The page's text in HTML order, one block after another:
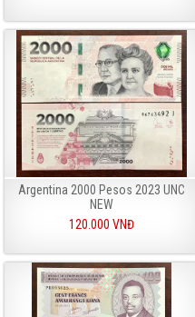
Argentina 2000 Pesos 2023 UNC
NEW
120.000 VNĐ